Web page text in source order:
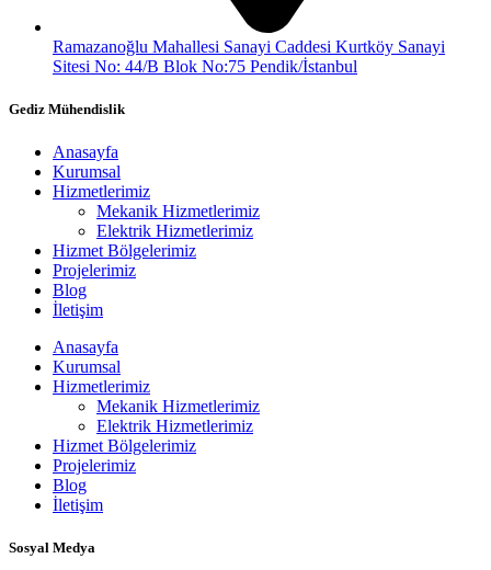
Ramazanoğlu Mahallesi Sanayi Caddesi Kurtköy Sanayi
Sitesi No: 44/B Blok No:75 Pendik/İstanbul
Gediz Mühendislik
Anasayfa
Kurumsal
Hizmetlerimiz
Mekanik Hizmetlerimiz
Elektrik Hizmetlerimiz
Hizmet Bölgelerimiz
Projelerimiz
Blog
İletişim
Anasayfa
Kurumsal
Hizmetlerimiz
Mekanik Hizmetlerimiz
Elektrik Hizmetlerimiz
Hizmet Bölgelerimiz
Projelerimiz
Blog
İletişim
Sosyal Medya